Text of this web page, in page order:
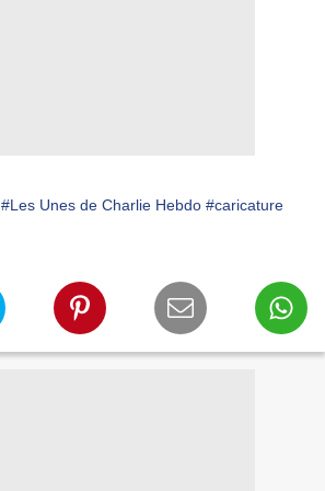
#Les Unes de Charlie Hebdo #caricature